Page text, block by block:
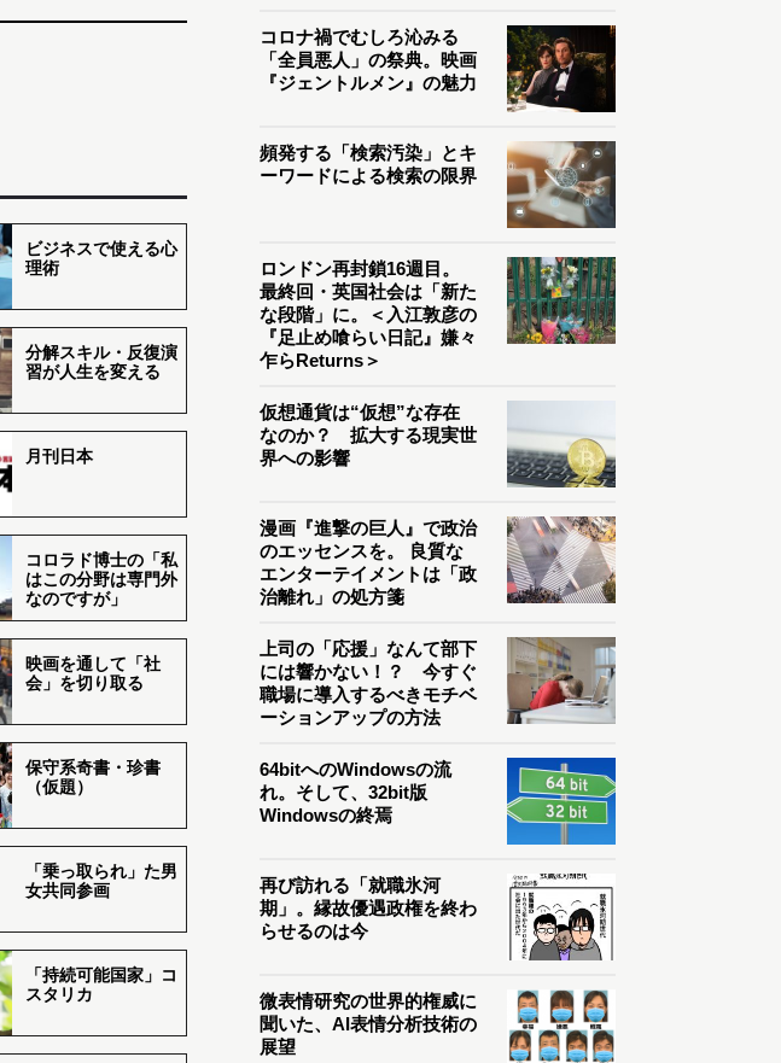
ビジネスで使える心
理術
分解スキル・反復演
習が人生を変える
月刊日本
コロラド博士の「私
はこの分野は専門外
なのですが」
映画を通して「社
会」を切り取る
保守系奇書・珍書
（仮題）
「乗っ取られ」た男
女共同参画
「持続可能国家」コ
スタリカ
コロナ禍でむしろ沁みる
「全員悪人」の祭典。映画
『ジェントルメン』の魅力
頻発する「検索汚染」とキ
ーワードによる検索の限界
ロンドン再封鎖16週目。
最終回・英国社会は「新た
な段階」に。＜入江敦彦の
『足止め喰らい日記』嫌々
乍らReturns＞
仮想通貨は“仮想”な存在
なのか？ 拡大する現実世
界への影響
漫画『進撃の巨人』で政治
のエッセンスを。 良質な
エンターテイメントは「政
治離れ」の処方箋
上司の「応援」なんて部下
には響かない！？ 今すぐ
職場に導入するべきモチベ
ーションアップの方法
64bitへのWindowsの流
れ。そして、32bit版
Windowsの終焉
再び訪れる「就職氷河
期」。縁故優遇政権を終わ
らせるのは今
微表情研究の世界的権威に
聞いた、AI表情分析技術の
展望